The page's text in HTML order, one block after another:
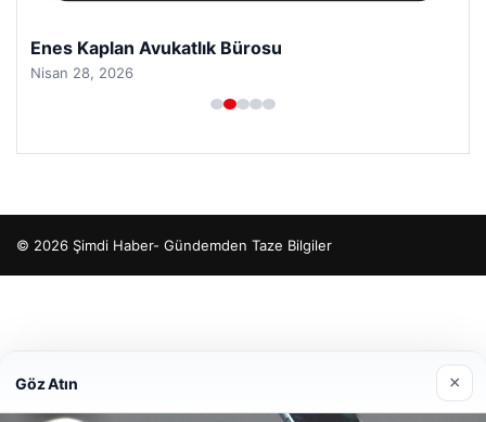
Enes Kaplan Avukatlık Bürosu
Nisan 28, 2026
© 2026 Şimdi Haber- Gündemden Taze Bilgiler
Göz Atın ×